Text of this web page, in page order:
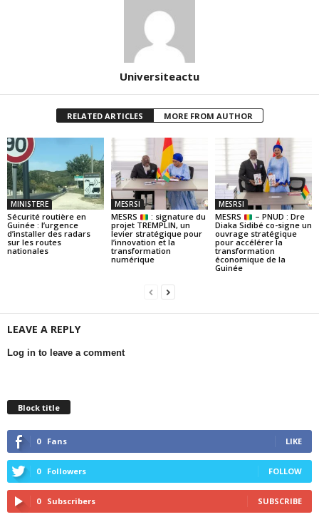
Universiteactu
RELATED ARTICLES MORE FROM AUTHOR
MINISTERE
Sécurité routière en
Guinée : l’urgence
d’installer des radars
sur les routes
nationales
MESRSI
MESRS
: signature du
projet TREMPLIN, un
levier stratégique pour
l’innovation et la
transformation
numérique
MESRSI
MESRS
– PNUD : Dre
Diaka Sidibé co-signe un
ouvrage stratégique
pour accélérer la
transformation
économique de la
Guinée
LEAVE A REPLY
Log in to leave a comment
Block title
0 Fans LIKE
0 Followers FOLLOW
0 Subscribers SUBSCRIBE